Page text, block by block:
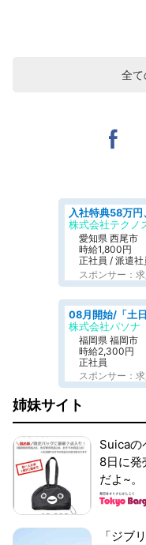
全て
株式会社テクノ
愛知県 西尾市
時給1,800円
正社員 / 派遣社
スポンサー：
株式会社パソナ
福岡県 福岡市
時給2,300円
正社員
スポンサー：
姉妹サイト
Suicaの
8日に発
だよ~。
「ジブ